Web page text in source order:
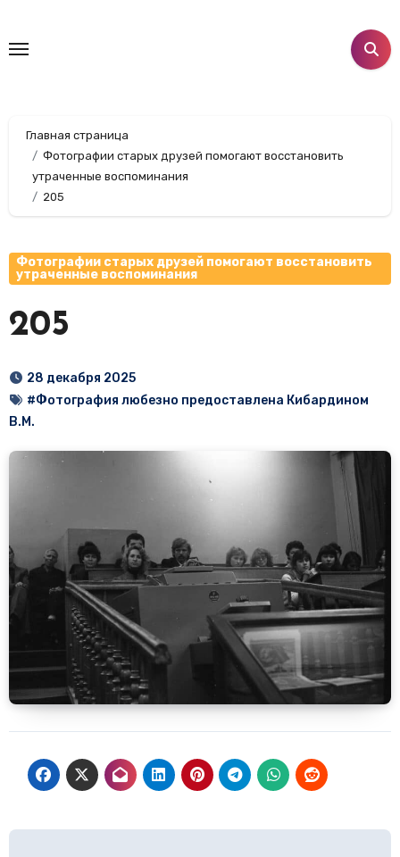
содержанию
Главная страница
Фотографии старых друзей помогают восстановить
утраченные воспоминания
205
Фотографии старых друзей помогают восстановить
утраченные воспоминания
205
28 декабря 2025
#Фотография любезно предоставлена Кибардином
В.М.